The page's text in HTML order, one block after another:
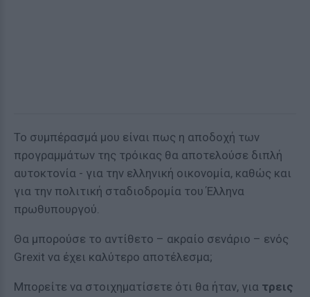
Το συμπέρασμά μου είναι πως η αποδοχή των
προγραμμάτων της τρόικας θα αποτελούσε διπλή
αυτοκτονία - για την ελληνική οικονομία, καθώς και
για την πολιτική σταδιοδρομία του Έλληνα
πρωθυπουργού.
Θα μπορούσε το αντίθετο – ακραίο σενάριο – ενός
Grexit να έχει καλύτερο αποτέλεσμα;
Μπορείτε να στοιχηματίσετε ότι θα ήταν, για τρεις